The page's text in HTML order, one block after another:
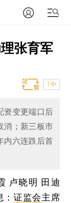
张育军
T中
资变更端口后
消；新三板市
内六连跌后首
卢晓明 田迪
证监会主席